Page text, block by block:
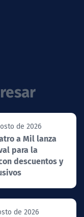
de 2026
a Mil lanza
para la
descuentos y
de 2026